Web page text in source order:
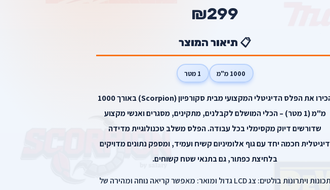
₪299
📋 תיאור המוצר
1000 מ"מ 1 מטר
הכירו את הפלס הדיגיטלי המקצועי מבית סקורפיון (Scorpion) באורך 1000
מ"מ (1 מטר) – הכלי המושלם לקבלנים, מתקינים, מסגרים ואנשי מקצוע
שדורשים דיוק מקסימלי בכל עבודה. הפלס משלב טכנולוגיית מדידה
דיגיטלית חכמה יחד עם גוף אלומיניום קשיח ועמיד, ומספק נתונים מדויקים
בלחיצת כפתור, גם בתנאי שטח קשוחים.
תכונות ויתרונות בולטים: צג LCD גדול ומואר: מאפשר קריאה נוחה ומהירה של